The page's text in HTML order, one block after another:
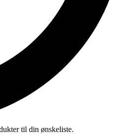
til din ønskeliste.